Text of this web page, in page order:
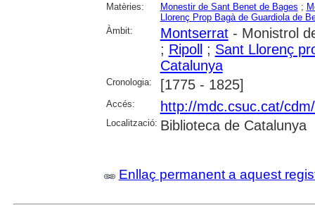
Matèries:
Monestir de Sant Benet de Bages ;
Llorenç Prop Bagà de Guardiola de
Àmbit:
Montserrat- Monistrol
; Ripoll ; Sant Llorenç
Catalunya
Cronologia: [1775 - 1825]
Accés: http://mdc.csuc.cat/
Localització: Biblioteca de Catalunya
Enllaç permanent a aquest